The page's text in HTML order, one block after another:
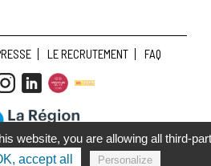
LE RECRUTEMENT FAQ
DE VENTE
MENTIONS LÉGALES
website, you are allowing all third-
accept all Personalize